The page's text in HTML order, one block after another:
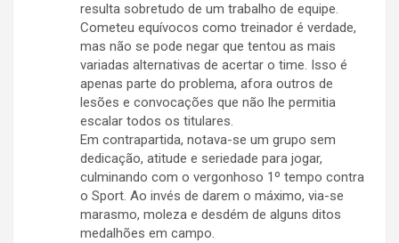
resulta sobretudo de um trabalho de equipe.
Cometeu equívocos como treinador é verdade,
mas não se pode negar que tentou as mais
variadas alternativas de acertar o time. Isso é
apenas parte do problema, afora outros de
lesões e convocações que não lhe permitia
escalar todos os titulares.
Em contrapartida, notava-se um grupo sem
dedicação, atitude e seriedade para jogar,
culminando com o vergonhoso 1º tempo contra
o Sport. Ao invés de darem o máximo, via-se
marasmo, moleza e desdém de alguns ditos
medalhões em campo.